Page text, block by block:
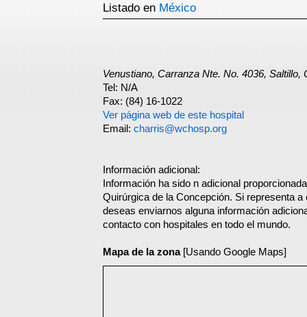
Listado en México
Venustiano, Carranza Nte. No. 4036, Saltillo,
Tel: N/A
Fax: (84) 16-1022
Ver página web de este hospital
Email: charris@wchosp.org
Información adicional:
Información ha sido n adicional
Quirúrgica de la Concepción. Si representa
deseas enviarnos alguna información
contacto con hospitales en todo el mundo.
Mapa de la zona[Usando Google Maps]